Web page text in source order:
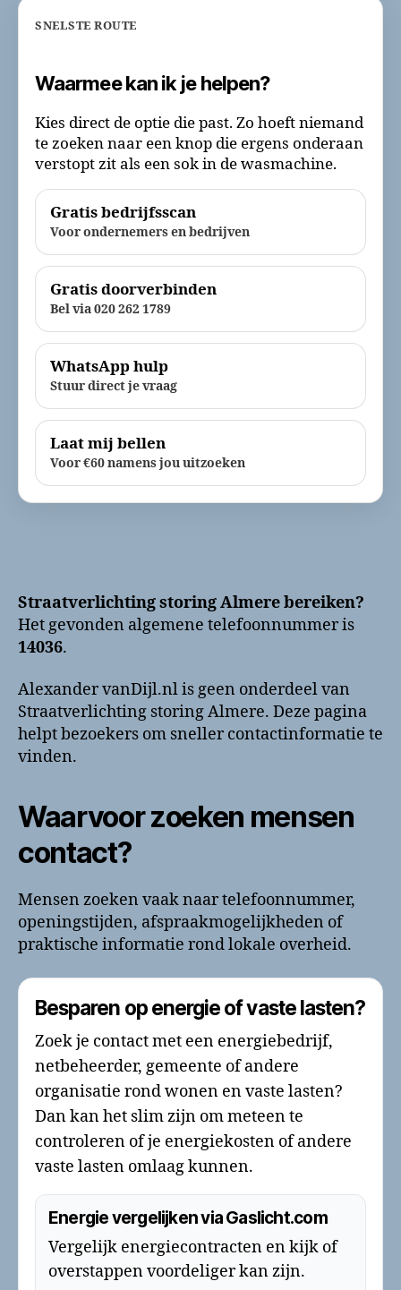
SNELSTE ROUTE
Waarmee kan ik je helpen?
Kies direct de optie die past. Zo hoeft niemand
te zoeken naar een knop die ergens onderaan
verstopt zit als een sok in de wasmachine.
Gratis bedrijfsscan
Voor ondernemers en bedrijven
Gratis doorverbinden
Bel via 020 262 1789
WhatsApp hulp
Stuur direct je vraag
Laat mij bellen
Voor €60 namens jou uitzoeken
Straatverlichting storing Almere bereiken?
Het gevonden algemene telefoonnummer is
14036.
Alexander vanDijl.nl is geen onderdeel van
Straatverlichting storing Almere. Deze pagina
helpt bezoekers om sneller contactinformatie te
vinden.
Waarvoor zoeken mensen
contact?
Mensen zoeken vaak naar telefoonnummer,
openingstijden, afspraakmogelijkheden of
praktische informatie rond lokale overheid.
Besparen op energie of vaste lasten?
Zoek je contact met een energiebedrijf,
netbeheerder, gemeente of andere
organisatie rond wonen en vaste lasten?
Dan kan het slim zijn om meteen te
controleren of je energiekosten of andere
vaste lasten omlaag kunnen.
Energie vergelijken via Gaslicht.com
Vergelijk energiecontracten en kijk of
overstappen voordeliger kan zijn.